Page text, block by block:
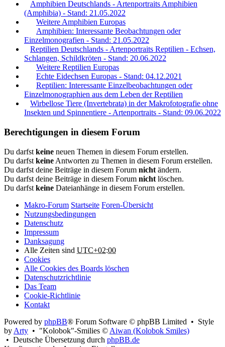
Amphibien Deutschlands - Artenportraits Amphibien
(Amphibia) - Stand: 21.05.2022
Weitere Amphibien Europas
Amphibien: Interessante Beobachtungen oder
Einzelmonografien - Stand: 21.05.2022
Reptilien Deutschlands - Artenportraits Reptilien - Echsen,
Schlangen, Schildkröten - Stand: 20.06.2022
Weitere Reptilien Europas
Echte Eidechsen Europas - Stand: 04.12.2021
Reptilien: Interessante Einzelbeobachtungen oder
Einzelmonographien aus dem Leben der Reptilien
Wirbellose Tiere (Invertebrata) in der Makrofotografie ohne
Insekten und Spinnentiere - Artenportraits - Stand: 09.06.2022
Berechtigungen in diesem Forum
Du darfst keine neuen Themen in diesem Forum erstellen.
Du darfst keine Antworten zu Themen in diesem Forum erstellen.
Du darfst deine Beiträge in diesem Forum nicht ändern.
Du darfst deine Beiträge in diesem Forum nicht löschen.
Du darfst keine Dateianhänge in diesem Forum erstellen.
Makro-Forum Startseite Foren-Übersicht
Nutzungsbedingungen
Datenschutz
Impressum
Danksagung
Alle Zeiten sind UTC+02:00
Cookies
Alle Cookies des Boards löschen
Datenschutzrichtlinie
Das Team
Cookie-Richtlinie
Kontakt
Powered by phpBB® Forum Software © phpBB Limited • Style
by Arty • "Kolobok"-Smilies © Aiwan (Kolobok Smiles)
• Deutsche Übersetzung durch phpBB.de